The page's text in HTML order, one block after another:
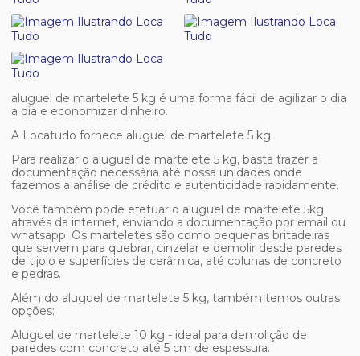
aluguel de martelete 5 kg é uma forma fácil de agilizar o dia
a dia e economizar dinheiro.
A Locatudo fornece aluguel de martelete 5 kg.
Para realizar o aluguel de martelete 5 kg, basta trazer a
documentação necessária até nossa unidades onde
fazemos a análise de crédito e autenticidade rapidamente.
Você também pode efetuar o aluguel de martelete 5kg
através da internet, enviando a documentação por email ou
whatsapp. Os marteletes são como pequenas britadeiras
que servem para quebrar, cinzelar e demolir desde paredes
de tijolo e superfícies de cerâmica, até colunas de concreto
e pedras.
Além do aluguel de martelete 5 kg, também temos outras
opções:
Aluguel de martelete 10 kg - ideal para demolição de
paredes com concreto até 5 cm de espessura.